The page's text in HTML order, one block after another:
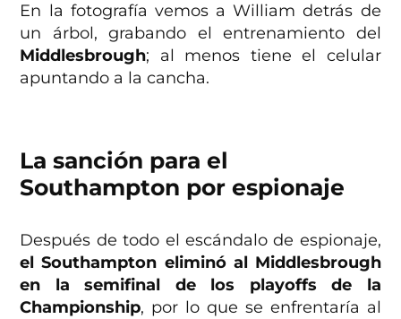
En la fotografía vemos a William detrás de
un árbol, grabando el entrenamiento del
Middlesbrough; al menos tiene el celular
apuntando a la cancha.
La sanción para el
Southampton por espionaje
Después de todo el escándalo de espionaje,
el Southampton eliminó al Middlesbrough
en la semifinal de los playoffs de la
Championship, por lo que se enfrentaría al